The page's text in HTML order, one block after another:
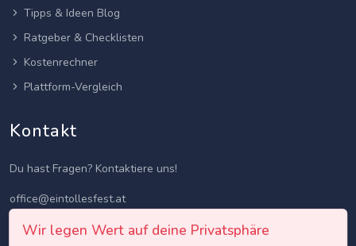
Tipps & Ideen Blog
Ratgeber & Checklisten
Kostenrechner
Plattform-Vergleich
Kontakt
Du hast Fragen? Kontaktiere uns!
office@eintollesfest.at
Wir legen Wert auf deine Privatsphäre